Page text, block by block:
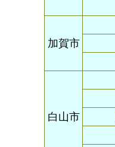
加賀市
白山市